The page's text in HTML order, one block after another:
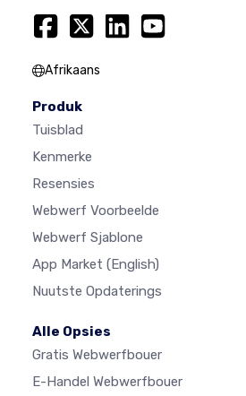
Afrikaans
Produk
Tuisblad
Kenmerke
Resensies
Webwerf Voorbeelde
Webwerf Sjablone
App Market (English)
Nuutste Opdaterings
Alle Opsies
Gratis Webwerfbouer
E-Handel Webwerfbouer